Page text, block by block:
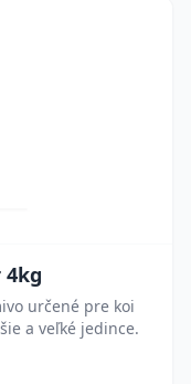
4kg
určené pre koi
a veľké jedince.